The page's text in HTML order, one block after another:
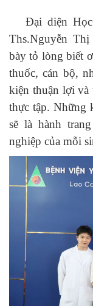
Đại diện Học
Ths.Nguyễn
bày tỏ lòng biết
thuốc, cán bộ,
kiện thuận lợi và
thực tập. Những
sẽ là hành
nghiệp của mỗi